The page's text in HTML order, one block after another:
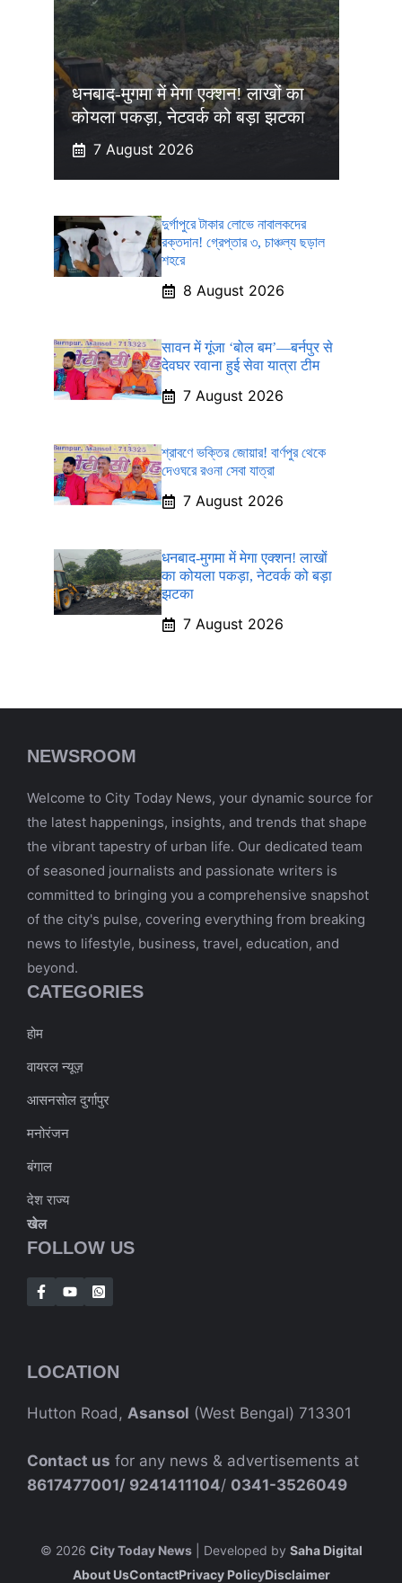
धनबाद-मुगमा में मेगा एक्शन! लाखों का
कोयला पकड़ा, नेटवर्क को बड़ा झटका
7 August 2026
দুর্গাপুরে টাকার লোভে নাবালকদের
রক্তদান! গ্রেপ্তার ৩, চাঞ্চল্য ছড়াল
শহরে
8 August 2026
सावन में गूंजा ‘बोल बम’—बर्नपुर से
देवघर रवाना हुई सेवा यात्रा टीम
7 August 2026
শ্রাবণে ভক্তির জোয়ার! বার্ণপুর থেকে
দেওঘরে রওনা সেবা যাত্রা
7 August 2026
धनबाद-मुगमा में मेगा एक्शन! लाखों
का कोयला पकड़ा, नेटवर्क को बड़ा
झटका
7 August 2026
NEWSROOM
Welcome to City Today News, your dynamic source for
the latest happenings, insights, and trends that shape
the vibrant tapestry of urban life. Our dedicated team
of seasoned journalists and passionate writers is
committed to bringing you a comprehensive snapshot
of the city's pulse, covering everything from breaking
news to lifestyle, business, travel, education, and
beyond.
CATEGORIES
होम
वायरल न्यूज़
आसनसोल दुर्गापुर
मनोरंजन
बंगाल
देश राज्य
खेल
FOLLOW US
LOCATION
Hutton Road, Asansol (West Bengal) 713301
Contact us for any news & advertisements at
8617477001/ 9241411104/ 0341-3526049
© 2026 City Today News| Developed by Saha Digital
About UsContactPrivacy PolicYDisclaimer